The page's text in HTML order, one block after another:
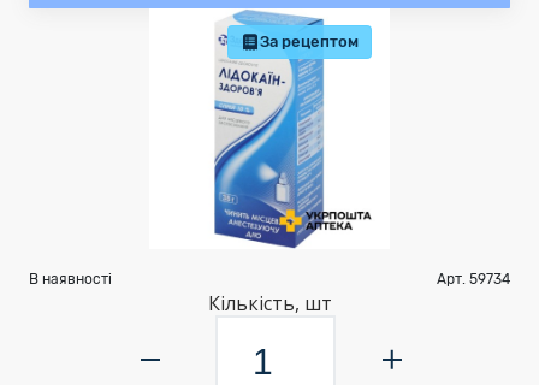
За рецептом
В наявності Арт. 59734
Кількість, шт